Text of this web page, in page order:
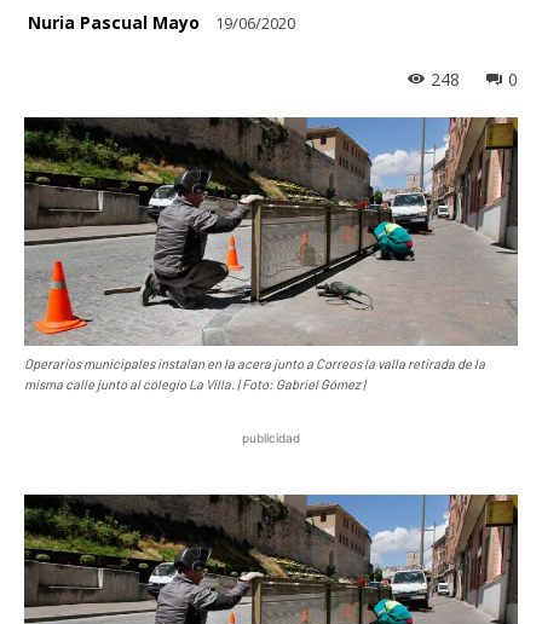
Nuria Pascual Mayo 19/06/2020
0
248
Operarios municipales instalan en la acera junto a Correos la valla retirada de la
misma calle junto al colegio La Villa. | Foto: Gabriel Gómez |
publicidad